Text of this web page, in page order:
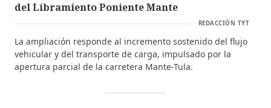
del Libramiento Poniente Mante
REDACCIÓN TYT
La ampliación responde al incremento sostenido del flujo
vehicular y del transporte de carga, impulsado por la
apertura parcial de la carretera Mante-Tula.